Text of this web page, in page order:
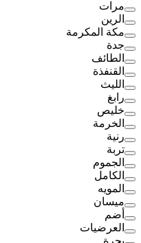
مرات
الرين
مكة المكرمة
جدة
الطائف
القنفذة
الليث
رابغ
خليص
الخرمة
رنية
تربة
الجموم
الكامل
المويه
ميسان
أضم
العرضيات